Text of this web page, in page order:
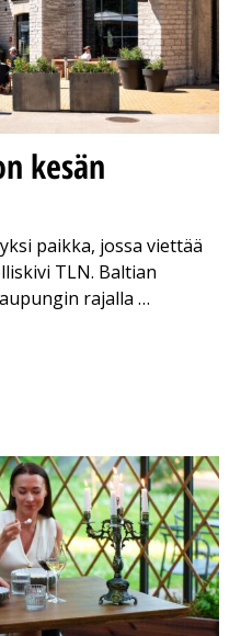
kesän
paikka, jossa viettää
TLN. Baltian
rajalla …